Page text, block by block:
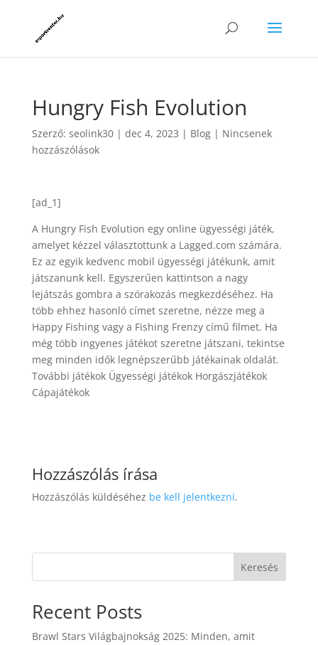
Hungry Fish Evolution
Szerző: seolink30| dec 4, 2023 | Blog| Nincsenek
hozzászólások
[ad_1]
A Hungry Fish Evolution egy online ügyességi játék,
amelyet kézzel választottunk a Lagged.com számára.
Ez az egyik kedvenc mobil ügyességi játékunk, amit
játszanunk kell. Egyszerűen kattintson a nagy
lejátszás gombra a szórakozás megkezdéséhez. Ha
több ehhez hasonló címet szeretne, nézze meg a
Happy Fishing vagy a Fishing Frenzy című filmet. Ha
még több ingyenes játékot szeretne játszani, tekintse
meg minden idők legnépszerűbb játékainak oldalát.
További játékok Ügyességi játékok Horgászjátékok
Cápajátékok
Hozzászólás írása
Hozzászólás küldéséhez be kell jelentkezni.
Keresés
Recent Posts
Brawl Stars Világbajnokság 2025: Minden, amit